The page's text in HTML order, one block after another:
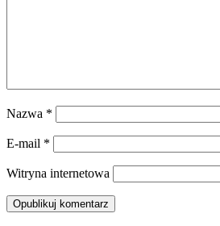
Nazwa *
E-mail *
Witryna internetowa